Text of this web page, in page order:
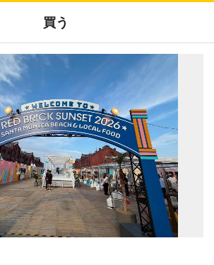
買う